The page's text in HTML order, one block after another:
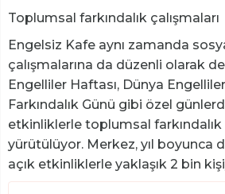
Toplumsal farkındalık çalışmaları
Engelsiz Kafe aynı zamanda
çalışmalarına da düzenli olarak
Engelliler Haftası, Dünya
Farkındalık Günü gibi özel
etkinliklerle toplumsal farkındalık
yürütülüyor. Merkez, yıl boyunca
açık etkinliklerle yaklaşık 2 bin